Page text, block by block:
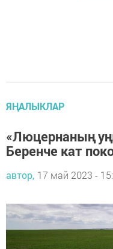
ЯҢАЛЫКЛАР
«Люцернаның
Беренче кат
автор, 17 май 2023 -